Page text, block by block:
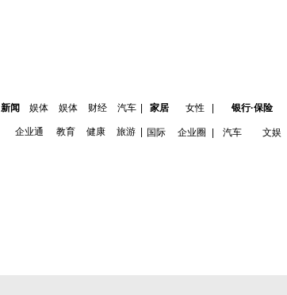
新闻 娱体 娱体 财经 汽车 家居 女性 银行·保险
企业通 教育 健康 旅游 国际 企业圈 汽车 文娱